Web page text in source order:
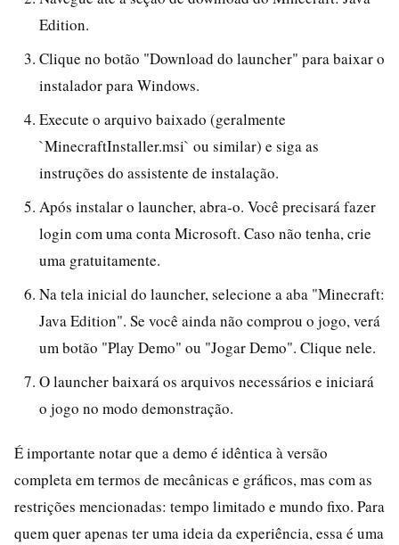
Edition.
Clique no botão "Download do launcher" para baixar o
instalador para Windows.
Execute o arquivo baixado (geralmente
`MinecraftInstaller.msi` ou similar) e siga as
instruções do assistente de instalação.
Após instalar o launcher, abra-o. Você precisará fazer
login com uma conta Microsoft. Caso não tenha, crie
uma gratuitamente.
Na tela inicial do launcher, selecione a aba "Minecraft:
Java Edition". Se você ainda não comprou o jogo, verá
um botão "Play Demo" ou "Jogar Demo". Clique nele.
O launcher baixará os arquivos necessários e iniciará
o jogo no modo demonstração.
É importante notar que a demo é idêntica à versão
completa em termos de mecânicas e gráficos, mas com as
restrições mencionadas: tempo limitado e mundo fixo. Para
quem quer apenas ter uma ideia da experiência, essa é uma